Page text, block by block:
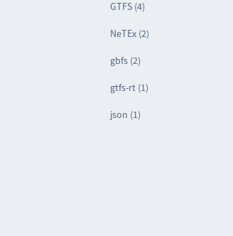
GTFS (4)
NeTEx (2)
gbfs (2)
gtfs-rt (1)
json (1)